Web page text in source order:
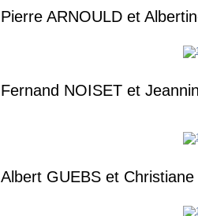
Pierre ARNOULD et
Fernand NOISET et
Albert GUEBS et Christiane